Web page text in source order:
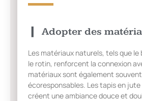
Adopter des
Les matériaux naturels, tels que le
le rotin, renforcent la connexion
matériaux sont également souvent
écoresponsables. Les tapis en
créent une ambiance douce et